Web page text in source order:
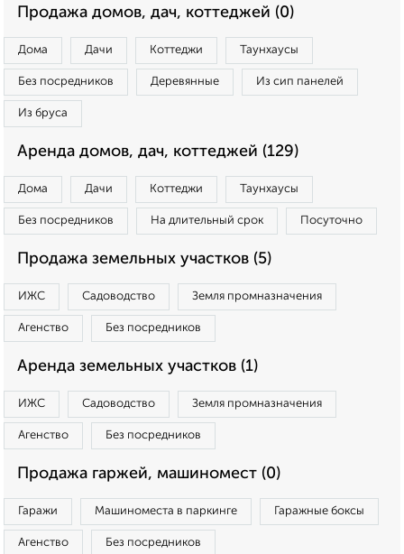
Продажа домов, дач, коттеджей (0)
Дома Дачи Коттеджи Таунхаусы
Без посредников Деревянные Из сип панелей
Из бруса
Аренда домов, дач, коттеджей (129)
Дома Дачи Коттеджи Таунхаусы
Без посредников На длительный срок Посуточно
Продажа земельных участков (5)
ИЖС Садоводство Земля промназначения
Агенство Без посредников
Аренда земельных участков (1)
ИЖС Садоводство Земля промназначения
Агенство Без посредников
Продажа гаржей, машиномест (0)
Гаражи Машиноместа в паркинге Гаражные боксы
Агенство Без посредников